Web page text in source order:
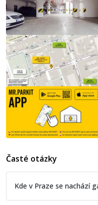
Časté otázky
Kde v Praze se nachází